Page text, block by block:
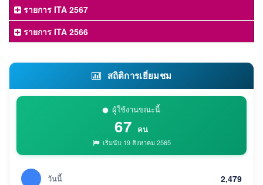
รายการ ITA 2567
รายการ ITA 2566
สถิติการเยี่ยมชม
ผู้ใช้งานขณะนี้
67 คน
เริ่มนับ 19 สิงหาคม 2565
วันนี้ 2,479